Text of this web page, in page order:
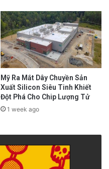
Mỹ Ra Mắt Dây Chuyền Sản
Xuất Silicon Siêu Tinh Khiết
Đột Phá Cho Chip Lượng Tử
1 week ago